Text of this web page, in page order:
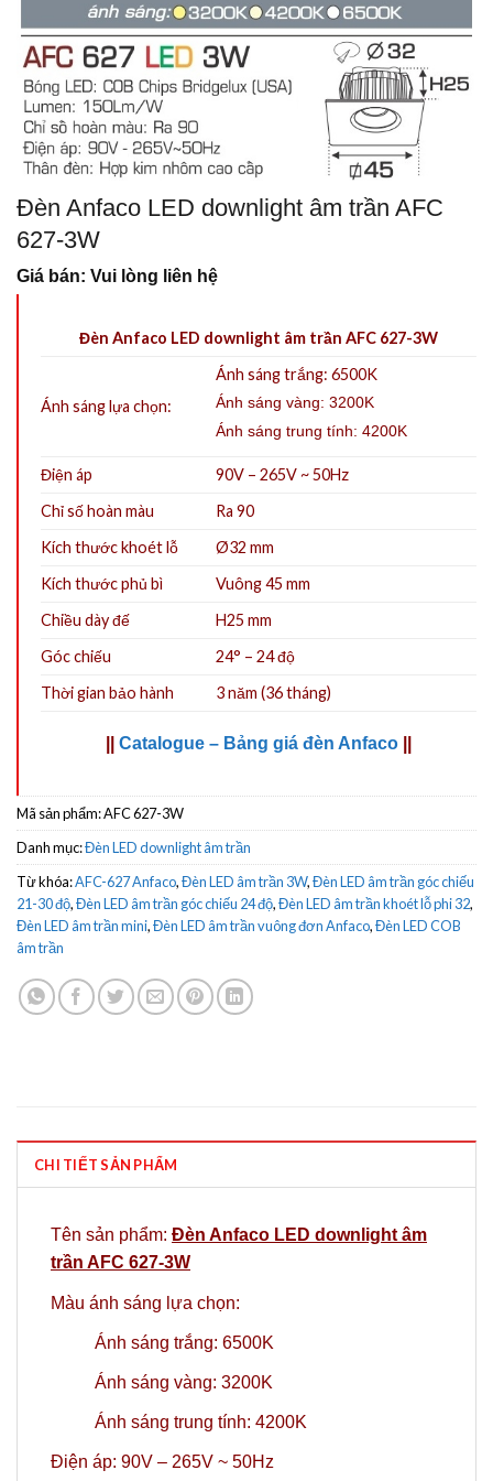
Đèn Anfaco LED downlight âm trần AFC
627-3W
Giá bán: Vui lòng liên hệ
Đèn Anfaco LED downlight âm trần AFC 627-3W
Ánh sáng lựa chọn:
Ánh sáng trắng: 6500K
Ánh sáng vàng: 3200K
Ánh sáng trung tính: 4200K
Điện áp
90V – 265V ~ 50Hz
Chỉ số hoàn màu
Ra 90
Kích thước khoét lỗ
Ø32 mm
Kích thước phủ bì
Vuông 45 mm
Chiều dày đế
H25 mm
Góc chiếu
24° – 24 độ
Thời gian bảo hành
3 năm (36 tháng)
Catalogue – Bảng giá đèn Anfaco
Mã sản phẩm:AFC 627-3W
Danh mục:Đèn LED downlight âm trần
Từ khóa:AFC-627 Anfaco,Đèn LED âm trần 3W,Đèn LED âm trần góc chiếu
21-30 độ,Đèn LED âm trần góc chiếu 24 độ,Đèn LED âm trần khoét lỗ phi 32,
Đèn LED âm trần mini,Đèn LED âm trần vuông đơn Anfaco,Đèn LED COB
âm trần
CHI TIẾT SẢN PHẨM
Tên sản phẩm: Đèn Anfaco LED downlight âm
trần AFC 627-3W
Màu ánh sáng lựa chọn:
Ánh sáng trắng: 6500K
Ánh sáng vàng: 3200K
Ánh sáng trung tính: 4200K
Điện áp: 90V – 265V ~ 50Hz